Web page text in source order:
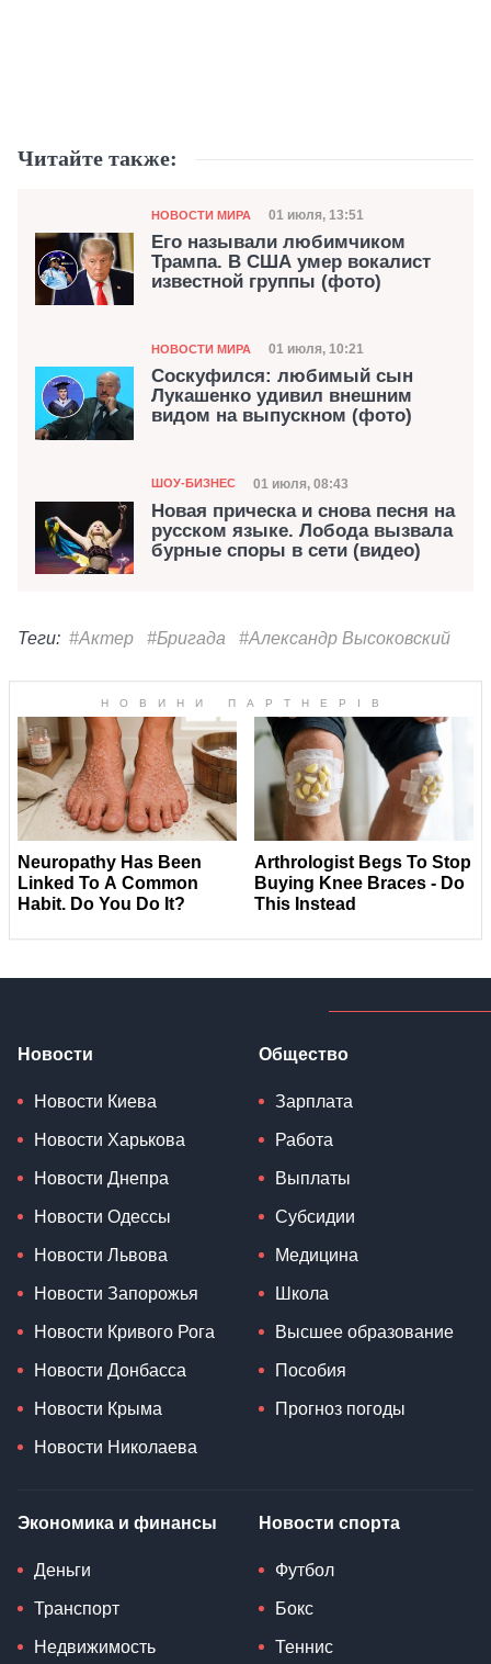
Читайте также:
Категория
НОВОСТИ МИРА Дата публикации
01 июля, 13:51
Его называли любимчиком
Трампа. В США умер вокалист
известной группы (фото)
Категория
НОВОСТИ МИРА Дата публикации
01 июля, 10:21
Соскуфился: любимый сын
Лукашенко удивил внешним
видом на выпускном (фото)
Категория
ШОУ-БИЗНЕС Дата публикации
01 июля, 08:43
Новая прическа и снова песня на
русском языке. Лобода вызвала
бурные споры в сети (видео)
Теги: #Актер #Бригада #Александр Высоковский
Новости
Новости Киева
Новости Харькова
Новости Днепра
Новости Одессы
Новости Львова
Новости Запорожья
Новости Кривого Рога
Новости Донбасса
Новости Крыма
Новости Николаева
Общество
Зарплата
Работа
Выплаты
Субсидии
Медицина
Школа
Высшее образование
Пособия
Прогноз погоды
Экономика и финансы
Деньги
Транспорт
Недвижимость
Новости спорта
Футбол
Бокс
Теннис